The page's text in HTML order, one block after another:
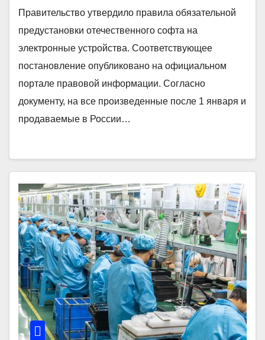
Правительство утвердило правила обязательной
предустановки отечественного софта на
электронные устройства. Соответствующее
постановление опубликовано на официальном
портале правовой информации. Согласно
документу, на все произведенные после 1 января и
продаваемые в России…